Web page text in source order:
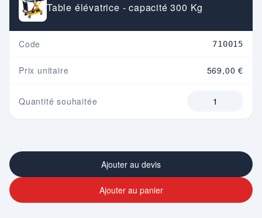
Table élévatrice - capacité 300 Kg
Code 710015
Prix unitaire 569,00 €
Quantité souhaitée
Ajouter au devis
Ajouter au panier